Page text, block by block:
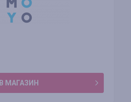
В МАГАЗИН